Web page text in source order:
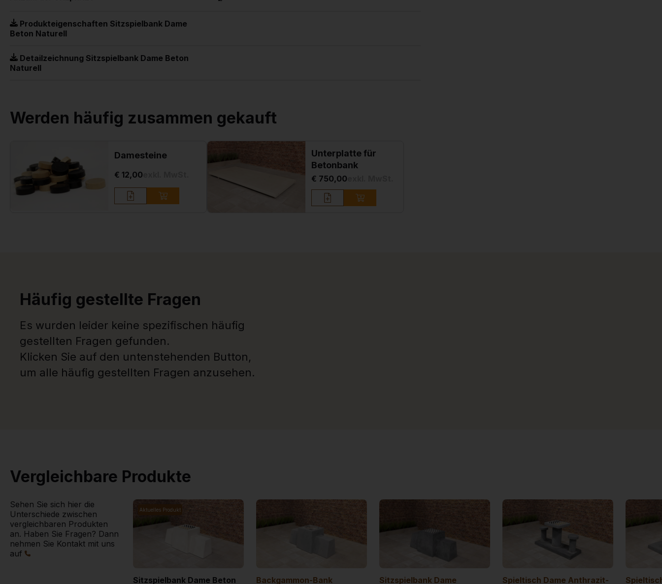
Produkteigenschaften Sitzspielbank Dame
Beton Naturell
Detailzeichnung Sitzspielbank Dame Beton
Naturell
Werden häufig zusammen gekauft
Damesteine
€ 12,00
Unterplatte für
Betonbank
€ 750,00
Häufig gestellte Fragen
Es wurden leider keine spezifischen häufig
gestellten Fragen gefunden.
Klicken Sie auf den untenstehenden Button,
um alle häufig gestellten Fragen anzusehen.
Vergleichbare Produkte
Sehen Sie sich hier die
Unterschiede zwischen
vergleichbaren Produkten
an. Haben Sie Fragen? Dann
nehmen Sie Kontakt mit uns
auf
Aktuelles Produkt
Sitzspielbank Dame Beton Backgammon-Bank Sitzspielbank Dame Spieltisch Dame Anthrazit-